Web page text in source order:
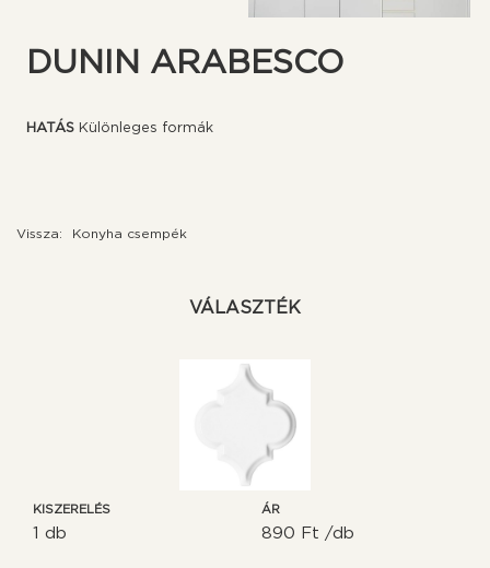
DUNIN ARABESCO
HATÁS Különleges formák
Vissza: Konyha csempék
VÁLASZTÉK
KISZERELÉS
1 db
ÁR
890 Ft /db